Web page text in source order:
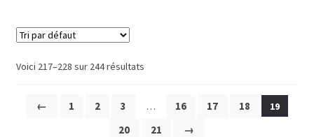
Voici 217–228 sur 244 résultats
← 1 2 3 … 16 17 18 19
20 21 →